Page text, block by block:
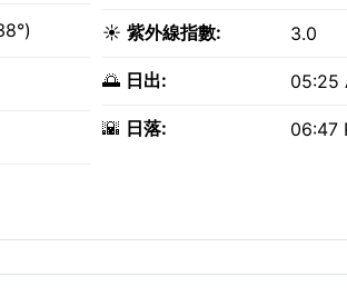
☀️ 紫外線指數: 3.0
🌅 日出: 05:25
🌇 日落: 06:47